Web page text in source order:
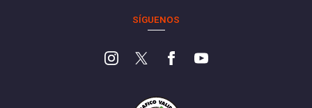
SÍGUENOS